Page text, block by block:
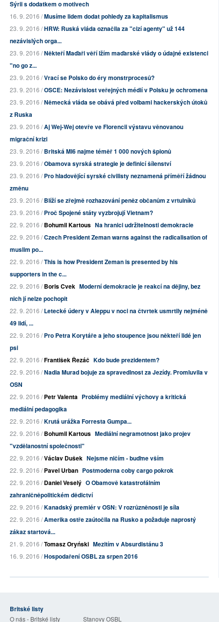
Sýrii s dodatkem o motivech
16. 9. 2016 /Musíme lidem dodat pohledy za kapitalismus
23. 9. 2016 /HRW: Ruská vláda označila za "cizí agenty" už 144
nezávislých orga...
23. 9. 2016 /Někteří Maďaři věří lžím maďarské vlády o údajné existenci
"no go z...
23. 9. 2016 /Vrací se Polsko do éry monstrprocesů?
23. 9. 2016 /OSCE: Nezávislost veřejných médií v Polsku je ochromena
23. 9. 2016 /Německá vláda se obává před volbami hackerských útoků
z Ruska
23. 9. 2016 /Aj Wej-Wej otevře ve Florencii výstavu věnovanou
migrační krizi
23. 9. 2016 /Britská MI6 najme téměř 1 000 nových špionů
23. 9. 2016 /Obamova syrská strategie je definicí šílenství
23. 9. 2016 /Pro hladovějící syrské civilisty neznamená příměří žádnou
změnu
23. 9. 2016 /Blíží se zřejmě rozhazování peněz občanům z vrtulníků
23. 9. 2016 /Proč Spojené státy vyzbrojují Vietnam?
22. 9. 2016 /Bohumil Kartous Na hranici udržitelnosti demokracie
22. 9. 2016 /Czech President Zeman warns against the radicalisation of
muslim po...
22. 9. 2016 /This is how President Zeman is presented by his
supporters in the c...
22. 9. 2016 /Boris Cvek Moderní demokracie je reakcí na dějiny, bez
nich jí nelze pochopit
22. 9. 2016 /Letecké údery v Aleppu v noci na čtvrtek usmrtily nejméně
49 lidí, ...
22. 9. 2016 /Pro Petra Korytáře a jeho stoupence jsou někteří lidé jen
psi
22. 9. 2016 /František Řezáč Kdo bude prezidentem?
22. 9. 2016 /Nadia Murad bojuje za spravedlnost za Jezídy. Promluvila v
OSN
22. 9. 2016 /Petr Valenta Problémy mediální výchovy a kritická
mediální pedagogika
22. 9. 2016 /Krutá urážka Forresta Gumpa...
22. 9. 2016 /Bohumil Kartous Mediální negramotnost jako projev
"vzdělanostní společnosti"
22. 9. 2016 /Václav Dušek Nejsme ničím - buďme vším
22. 9. 2016 /Pavel Urban Postmoderna coby cargo pokrok
22. 9. 2016 /Daniel Veselý O Obamově katastrofálním
zahraničněpolitickém dědictví
22. 9. 2016 /Kanadský premiér v OSN: V rozrůzněnosti je síla
22. 9. 2016 /Amerika ostře zaútočila na Rusko a požaduje naprostý
zákaz startová...
21. 9. 2016 /Tomasz Oryński Mezitím v Absurdistánu 3
16. 9. 2016 /Hospodaření OSBL za srpen 2016
Britské listy
O nás - Britské listy Stanovy OSBL